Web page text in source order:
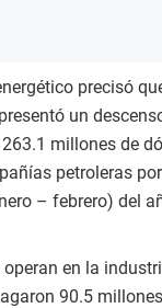
precisó
un
millones de
petroleras
– febrero) del
operan en la
90.5